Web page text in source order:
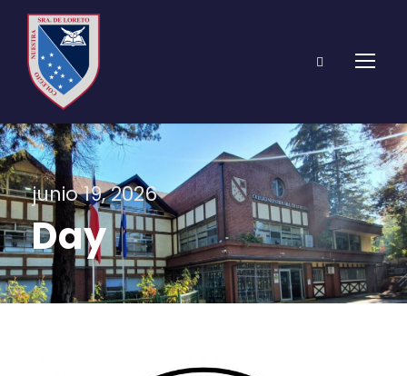
junio 19, 2026
Day